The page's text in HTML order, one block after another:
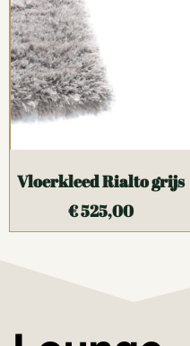
Vloerkleed Rialto grijs
€525,00